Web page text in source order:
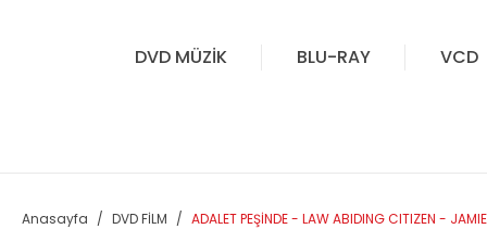
DVD MÜZİK BLU-RAY VCD
Anasayfa DVD FİLM ADALET PEŞİNDE - LAW ABIDING CITIZEN -